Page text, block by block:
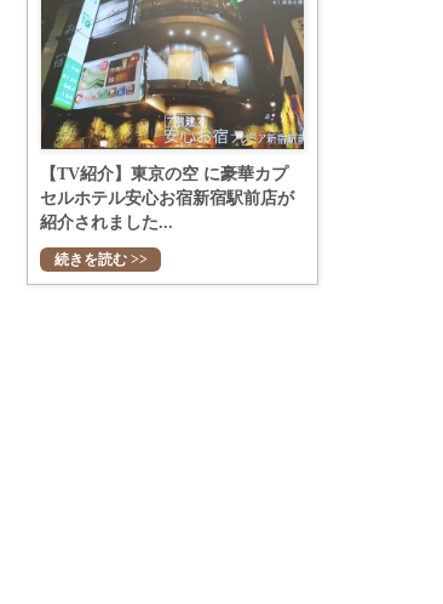
【TV紹介】東京の空 に豪華カプ
セルホテル安心お宿新宿駅前店が
紹介されました...
続きを読む >>